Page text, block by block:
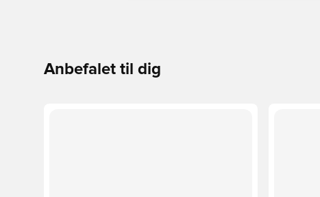
Anbefalet til dig